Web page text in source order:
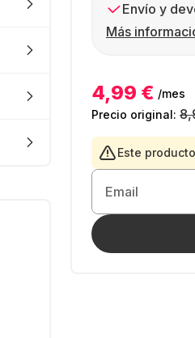
Envío y
Más
4,99 € /mes
Precio original:
Este
Email